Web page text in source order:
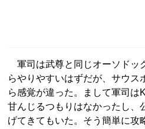
軍司は武尊と同じオーソドッ
らやりやすいはずだが、サウス
ら感覚が違った。まして軍司は
甘んじるつもりはなかったし、
げてきてもいた。そう簡単に攻